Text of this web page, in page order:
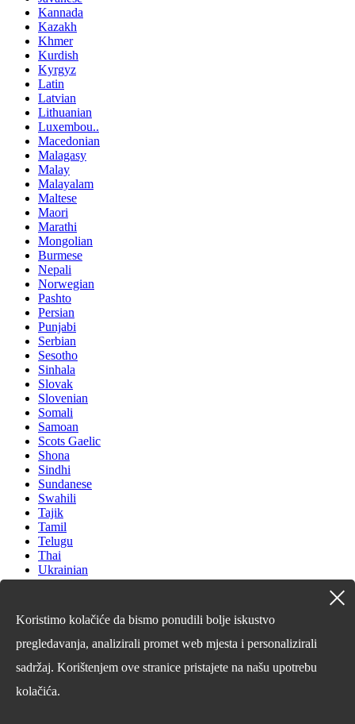
Kannada
Kazakh
Khmer
Kurdish
Kyrgyz
Latin
Latvian
Lithuanian
Luxembou..
Macedonian
Malagasy
Malay
Malayalam
Maltese
Maori
Marathi
Mongolian
Burmese
Nepali
Norwegian
Pashto
Persian
Punjabi
Serbian
Sesotho
Sinhala
Slovak
Slovenian
Somali
Samoan
Scots Gaelic
Shona
Sindhi
Sundanese
Swahili
Tajik
Tamil
Telugu
Thai
Ukrainian
Urdu
Vietnamese
Welsh
Xhosa
Yoruba
Zulu
Kinyarwanda
Koristimo kolačiće da bismo ponudili bolje iskustvo
pregledavanja, analizirali promet web mjesta i personalizirali
sadržaj. Korištenjem ove stranice pristajete na našu upotrebu
kolačića.